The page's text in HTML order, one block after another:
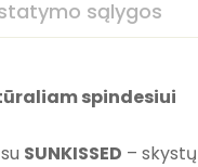
sąlygos
spindesiui
SUNKISSED –